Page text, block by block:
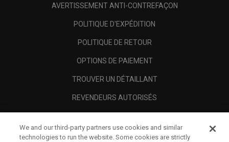
AVERTISSEMENT ANTI-CONTREFAÇON
POLITIQUE D'EXPÉDITION
POLITIQUE DE RETOUR
OPTIONS DE PAIEMENT
TROUVER UN DÉTAILLANT
REVENDEURS AUTORISÉS
A PROPOS
We and our third-party partners use cookies and similar
technologies to run the website. Some cookies are strictly